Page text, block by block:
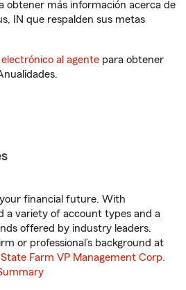
obtener más información acerca de
IN que respalden sus metas
al agente para obtener
financial future. With
a variety of account types and a
offered by industry leaders.
or professional’s background at
State Farm VP Management Corp.